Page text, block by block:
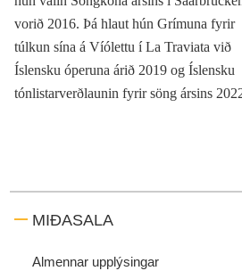
vorið 2016. Þá hlaut hún Grímuna fyrir
túlkun sína á Víólettu í La Traviata við
Íslensku óperuna árið 2019 og Íslensku
tónlistarverðlaunin fyrir söng ársins
MIÐASALA
Almennar upplýsingar